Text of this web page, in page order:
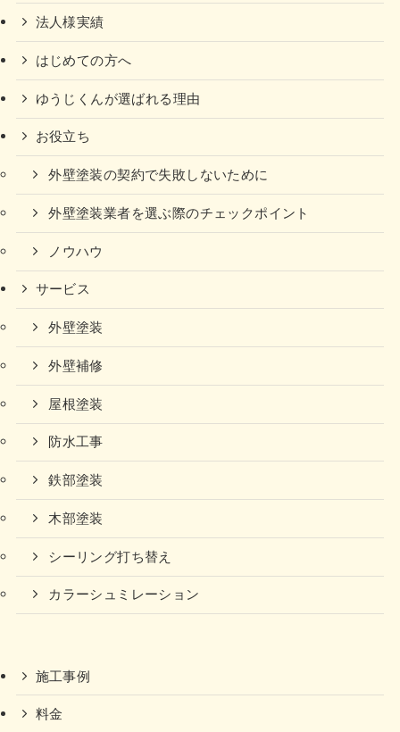
法人様実績
はじめての方へ
ゆうじくんが選ばれる理由
お役立ち
外壁塗装の契約で失敗しないために
外壁塗装業者を選ぶ際のチェックポイント
ノウハウ
サービス
外壁塗装
外壁補修
屋根塗装
防水工事
鉄部塗装
木部塗装
シーリング打ち替え
カラーシュミレーション
施工事例
料金